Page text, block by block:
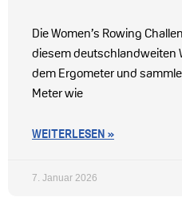
Die Women’s Rowing
diesem deutschlandweiten
dem Ergometer und
Meter wie
WEITERLESEN »
7. Januar 2026